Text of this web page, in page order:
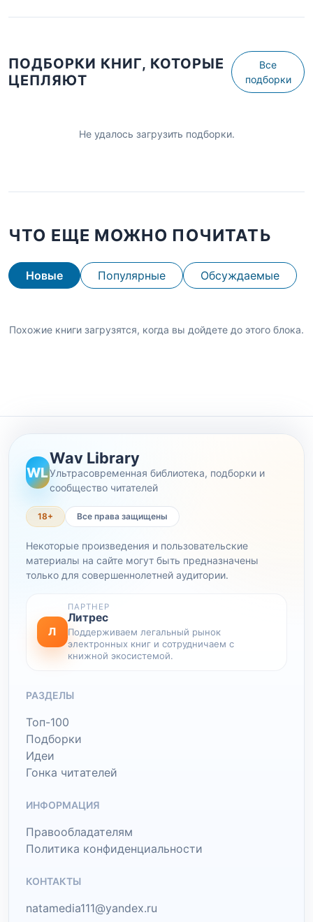
ПОДБОРКИ КНИГ, КОТОРЫЕ
ЦЕПЛЯЮТ
Все
подборки
Не удалось загрузить подборки.
ЧТО ЕЩЕ МОЖНО ПОЧИТАТЬ
Новые Популярные Обсуждаемые
Похожие книги загрузятся, когда вы дойдете до этого блока.
WL
Wav Library
Ультрасовременная библиотека, подборки и
сообщество читателей
18+ Все права защищены
Некоторые произведения и пользовательские
материалы на сайте могут быть предназначены
только для совершеннолетней аудитории.
Л
ПАРТНЕР
Литрес
Поддерживаем легальный рынок
электронных книг и сотрудничаем с
книжной экосистемой.
РАЗДЕЛЫ
Топ-100
Подборки
Идеи
Гонка читателей
ИНФОРМАЦИЯ
Правообладателям
Политика конфиденциальности
КОНТАКТЫ
natamedia111@yandex.ru